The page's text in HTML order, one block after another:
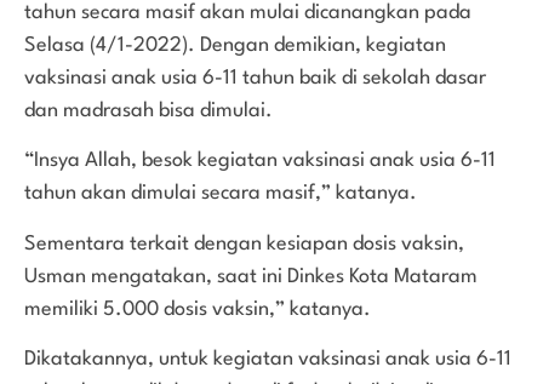
tahun secara masif akan mulai dicanangkan pada
Selasa (4/1-2022). Dengan demikian, kegiatan
vaksinasi anak usia 6-11 tahun baik di sekolah dasar
dan madrasah bisa dimulai.
“Insya Allah, besok kegiatan vaksinasi anak usia 6-11
tahun akan dimulai secara masif,” katanya.
Sementara terkait dengan kesiapan dosis vaksin,
Usman mengatakan, saat ini Dinkes Kota Mataram
memiliki 5.000 dosis vaksin,” katanya.
Dikatakannya, untuk kegiatan vaksinasi anak usia 6-11